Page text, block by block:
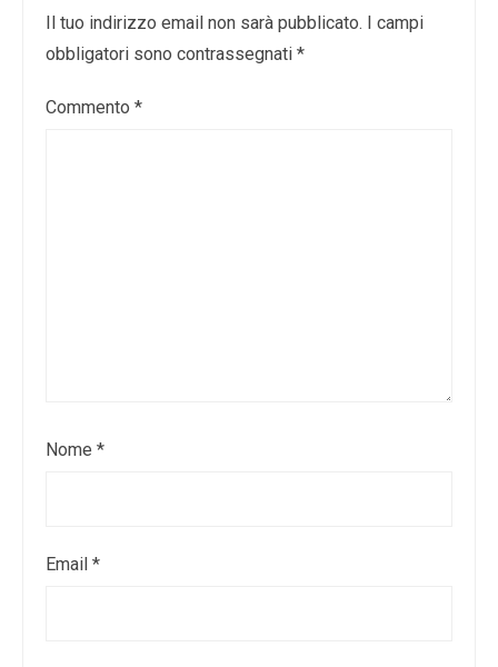
Il tuo indirizzo email non sarà pubblicato. I campi
obbligatori sono contrassegnati *
Commento *
Nome *
Email *